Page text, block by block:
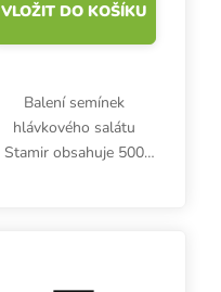
VLOŽIT DO KOŠÍKU
Balení semínek
hlávkového salátu
Stamir obsahuje 500